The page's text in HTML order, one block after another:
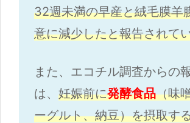
32週未満の早産と絨毛膜羊
意に減少したと報告されて
また、エコチル調査からの
は、 妊娠前に発酵食品（味
ーグルト、納豆）を摂取す